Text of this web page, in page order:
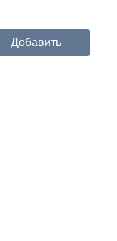
Добавить